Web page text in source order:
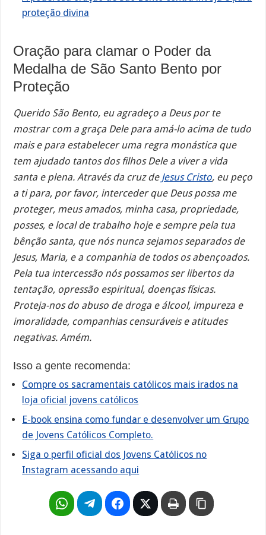
proteção divina
Oração para clamar o Poder da
Medalha de São Santo Bento por
Proteção
Querido São Bento, eu agradeço a Deus por te
mostrar com a graça Dele para amá-lo acima de tudo
mais e para estabelecer uma regra monástica que
tem ajudado tantos dos filhos Dele a viver a vida
santa e plena. Através da cruz de Jesus Cristo, eu peço
a ti para, por favor, interceder que Deus possa me
proteger, meus amados, minha casa, propriedade,
posses, e local de trabalho hoje e sempre pela tua
bênção santa, que nós nunca sejamos separados de
Jesus, Maria, e a companhia de todos os abençoados.
Pela tua intercessão nós possamos ser libertos da
tentação, opressão espiritual, doenças físicas.
Proteja-nos do abuso de droga e álcool, impureza e
imoralidade, companhias censuráveis e atitudes
negativas. Amém.
Isso a gente recomenda:
Compre os sacramentais católicos mais irados na
loja oficial jovens católicos
E-book ensina como fundar e desenvolver um Grupo
de Jovens Católicos Completo.
Siga o perfil oficial dos Jovens Católicos no
Instagram acessando aqui